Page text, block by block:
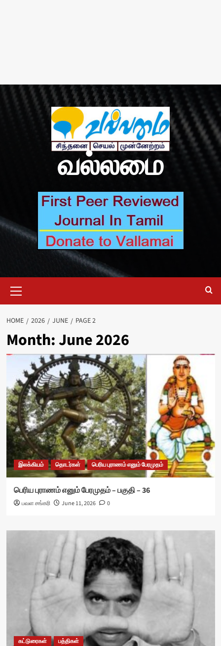
வல்லமை
Menu
HOME 2026 JUNE PAGE 2
Month:June 2026
இலக்கியம் தொடர்கள் பெரிய புராணம் எனும் பேரமுதம்
பெரிய புராணம் எனும் பேரமுதம் – பகுதி – 36
பவள சங்கரி June 11, 2026 0
கட்டுரைகள் பத்திகள்